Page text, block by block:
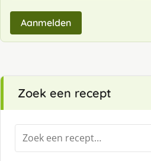
Aanmelden
Zoek een recept
Zoeken
naar: